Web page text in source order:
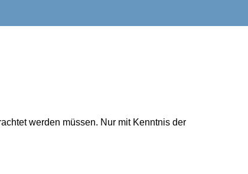
werden müssen. Nur mit Kenntnis der